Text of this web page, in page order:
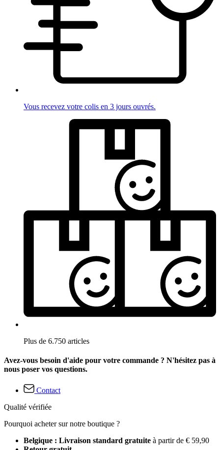
Vous recevez votre colis en 3 jours ouvrés.
Plus de 6.750 articles
Avez-vous besoin d'aide pour votre commande ? N'hésitez pas à
nous poser vos questions.
Contact
Qualité vérifiée
Pourquoi acheter sur notre boutique ?
Belgique : Livraison standard gratuite à partir de € 59,90